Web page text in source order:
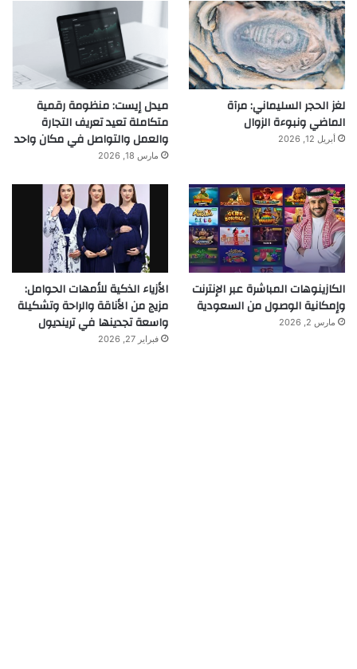
لغز الحجر السليماني: مرآة
الماضي ونبوءة الزوال
أبريل 12, 2026
ميدل إيست: منظومة رقمية
متكاملة تعيد تعريف التجارة
والعمل والتواصل في مكان واحد
مارس 18, 2026
الكازينوهات المباشرة عبر الإنترنت
وإمكانية الوصول من السعودية
مارس 2, 2026
الأزياء الذكية للأمهات الحوامل:
مزيج من الأناقة والراحة وتشكيلة
واسعة تجدينها في ترينديول
فبراير 27, 2026